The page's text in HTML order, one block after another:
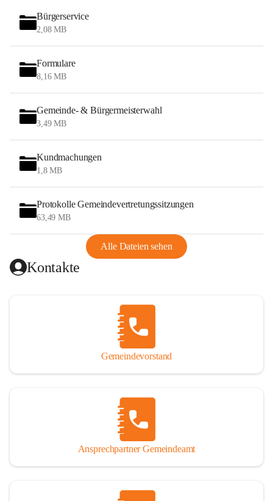
Bürgerservice
2,08 MB
Formulare
8,16 MB
Gemeinde- & Bürgermeisterwahl
3,49 MB
Kundmachungen
1,8 MB
Protokolle Gemeindevertretungssitzungen
63,49 MB
Alle Dateien sehen
Kontakte
Gemeindevorstand
Ansprechpartner Gemeindeamt